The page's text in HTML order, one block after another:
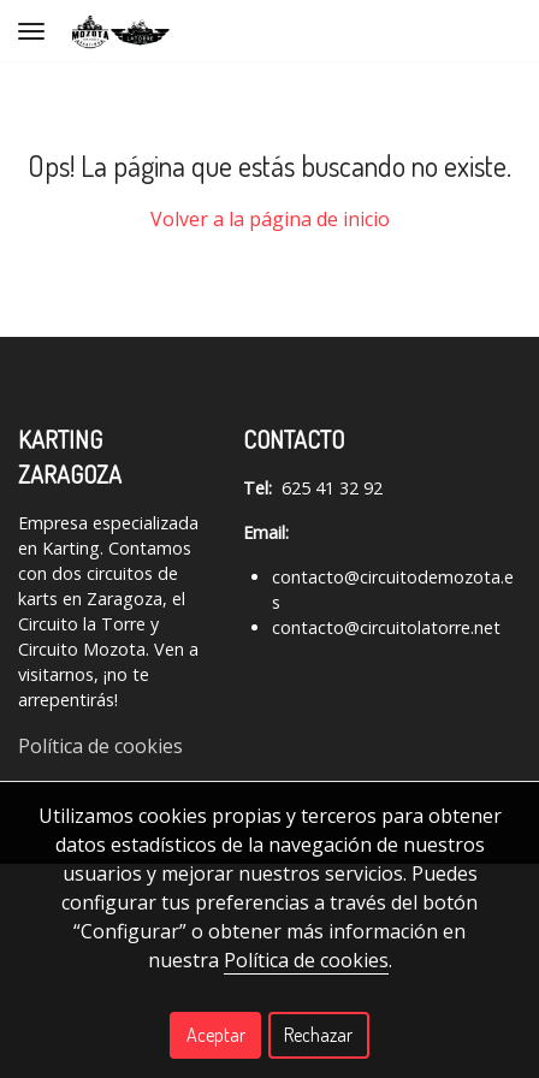
Toggle navigation
Ops! La página que estás buscando no existe.
Volver a la página de inicio
KARTING
ZARAGOZA
Empresa especializada
en Karting. Contamos
con dos circuitos de
karts en Zaragoza, el
Circuito la Torre y
Circuito Mozota. Ven a
visitarnos, ¡no te
arrepentirás!
CONTACTO
Tel: 625 41 32 92
Email:
contacto@circuitodemozota.e
s
contacto@circuitolatorre.net
Política de cookies
Utilizamos cookies propias y terceros para obtener
datos estadísticos de la navegación de nuestros
usuarios y mejorar nuestros servicios. Puedes
configurar tus preferencias a través del botón
“Configurar” o obtener más información en
nuestra Política de cookies.
Aceptar Rechazar